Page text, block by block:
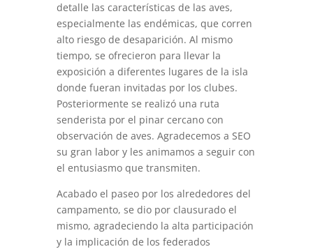
detalle las características de las aves,
especialmente las endémicas, que corren
alto riesgo de desaparición. Al mismo
tiempo, se ofrecieron para llevar la
exposición a diferentes lugares de la isla
donde fueran invitadas por los clubes.
Posteriormente se realizó una ruta
senderista por el pinar cercano con
observación de aves. Agradecemos a SEO
su gran labor y les animamos a seguir con
el entusiasmo que transmiten.
Acabado el paseo por los alrededores del
campamento, se dio por clausurado el
mismo, agradeciendo la alta participación
y la implicación de los federados